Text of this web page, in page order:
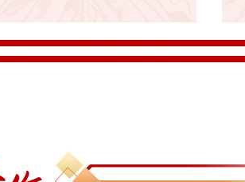
结束。本次大赛充分展现了历史学
专业学子踏实认真的学习风貌、清